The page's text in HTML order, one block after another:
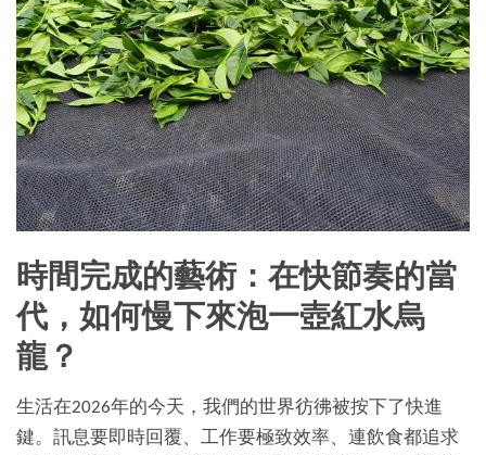
時間完成的藝術：在快節奏的當
代，如何慢下來泡一壺紅水烏
龍？
生活在2026年的今天，我們的世界彷彿被按下了快進
鍵。訊息要即時回覆、工作要極致效率、連飲食都追求